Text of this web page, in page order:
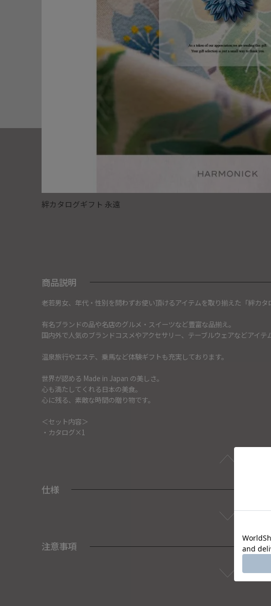
絆カタログギフト 永遠
商品説明
老若男女、年代・性別を問わずお使い頂けるアイテムを取り揃えた「絆カタ
有名ブランドの品や名店のグルメ・スイーツなど豊富な品揃え。
国内外で人気のブランドコスメやアクセサリー、テーブルウェアなどアイテ
温泉旅行やエステ、乗馬など体験ギフトも充実しております。
世界が認める Made in Japan の美しさ。
心も満たしてくれる日本の美食。
心に残る、素敵な時間の贈り物です。
＜セット内容＞
・カタログ×1
仕様
注意事項